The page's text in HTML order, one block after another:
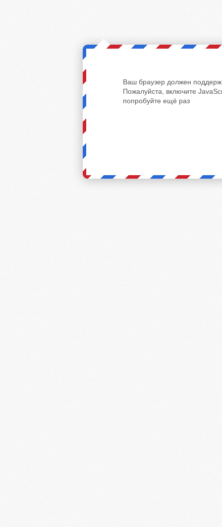
Ваш браузер должен
Пожалуйста, включите
попробуйте ещё раз